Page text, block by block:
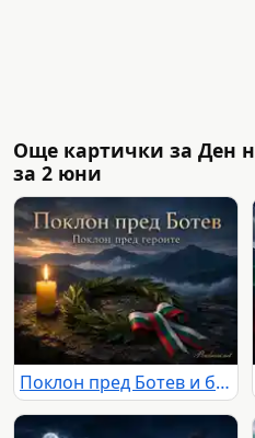
Още картички за Ден
за 2 юни
Поклон пред Ботев и българските герои сред планини, свещ и лавров венец